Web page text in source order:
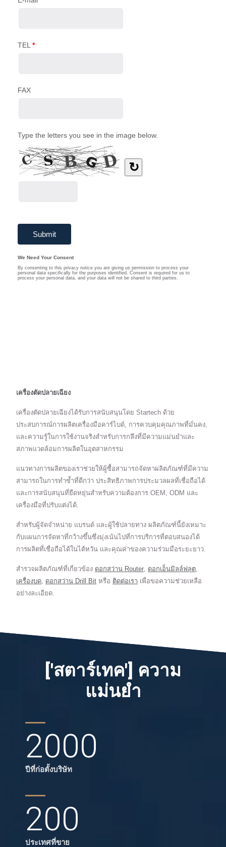
เครื่องตัดปลายเฉียง
เครื่องตัดปลายเฉียงได้รับการสนับสนุนโดย Startech ด้วย
ประสบการณ์การผลิตเครื่องมือคาร์ไบด์, การควบคุมคุณภาพที่มั่นคง,
และความรู้ในการใช้งานจริงสำหรับการกลึงที่มีความแม่นยำและ
สภาพแวดล้อมการผลิตในอุตสาหกรรม
แนวทางการผลิตของเราช่วยให้ผู้ซื้อสามารถจัดหาผลิตภัณฑ์ที่มีความ
สามารถในการทำซ้ำที่ดีกว่า ประสิทธิภาพการประมวลผลที่เชื่อถือได้
และการสนับสนุนที่ยืดหยุ่นสำหรับความต้องการ OEM, ODM และ
เครื่องมือที่ปรับแต่งได้.
สำหรับผู้จัดจำหน่าย แบรนด์ และผู้ใช้ปลายทาง ผลิตภัณฑ์นี้ยังเหมาะ
กับแผนการจัดหาที่กว้างขึ้นซึ่งมุ่งเน้นไปที่การบริการที่ตอบสนองได้
การผลิตที่เชื่อถือได้ในไต้หวัน และคุณค่าของความร่วมมือระยะยาว.
สำรวจผลิตภัณฑ์ที่เกี่ยวข้อง ดอกสว่าน Router, ดอกเอ็นมิลล์ฟลุต,
เครื่องบด, ดอกสว่าน Drill Bit หรือ ติดต่อเรา เพื่อขอความช่วยเหลือ
อย่างละเอียด.
['สตาร์เทค'] ความ
แม่นยำ
2000
ปีที่ก่อตั้งบริษัท
200
ประเทศที่ขาย